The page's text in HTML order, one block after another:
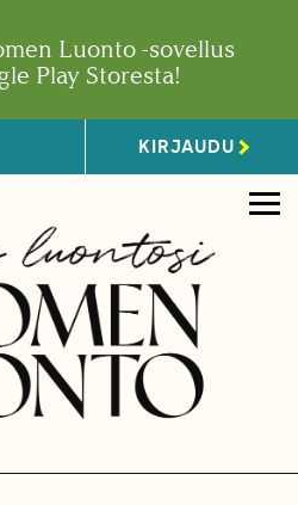
Luonto -sovellus
Play Storesta!
KIRJAUDU